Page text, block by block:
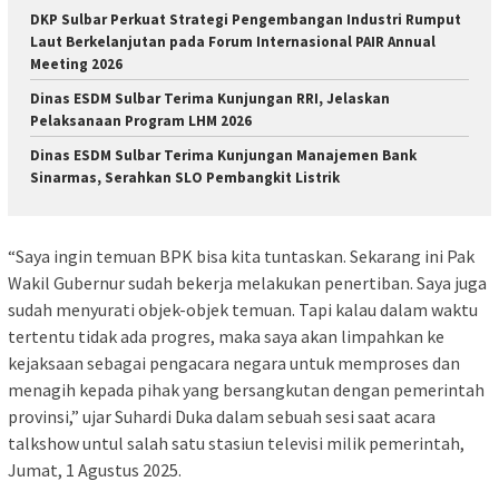
DKP Sulbar Perkuat Strategi Pengembangan Industri Rumput
Laut Berkelanjutan pada Forum Internasional PAIR Annual
Meeting 2026
Dinas ESDM Sulbar Terima Kunjungan RRI, Jelaskan
Pelaksanaan Program LHM 2026
Dinas ESDM Sulbar Terima Kunjungan Manajemen Bank
Sinarmas, Serahkan SLO Pembangkit Listrik
“Saya ingin temuan BPK bisa kita tuntaskan. Sekarang ini Pak
Wakil Gubernur sudah bekerja melakukan penertiban. Saya juga
sudah menyurati objek-objek temuan. Tapi kalau dalam waktu
tertentu tidak ada progres, maka saya akan limpahkan ke
kejaksaan sebagai pengacara negara untuk memproses dan
menagih kepada pihak yang bersangkutan dengan pemerintah
provinsi,” ujar Suhardi Duka dalam sebuah sesi saat acara
talkshow untul salah satu stasiun televisi milik pemerintah,
Jumat, 1 Agustus 2025.